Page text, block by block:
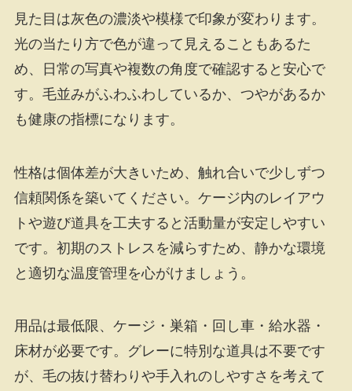
見た目は灰色の濃淡や模様で印象が変わります。
光の当たり方で色が違って見えることもあるた
め、日常の写真や複数の角度で確認すると安心で
す。毛並みがふわふわしているか、つやがあるか
も健康の指標になります。
性格は個体差が大きいため、触れ合いで少しずつ
信頼関係を築いてください。ケージ内のレイアウ
トや遊び道具を工夫すると活動量が安定しやすい
です。初期のストレスを減らすため、静かな環境
と適切な温度管理を心がけましょう。
用品は最低限、ケージ・巣箱・回し車・給水器・
床材が必要です。グレーに特別な道具は不要です
が、毛の抜け替わりや手入れのしやすさを考えて